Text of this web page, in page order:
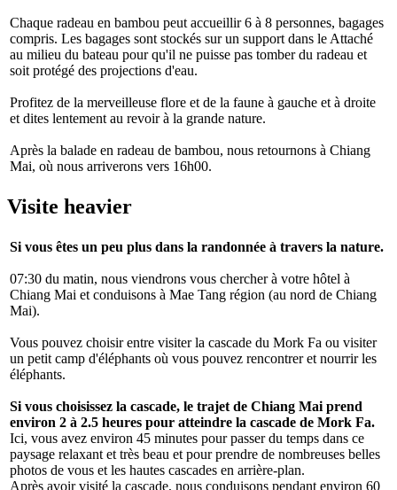
Chaque radeau en bambou peut accueillir 6 à 8 personnes, bagages
compris. Les bagages sont stockés sur un support dans le Attaché
au milieu du bateau pour qu'il ne puisse pas tomber du radeau et
soit protégé des projections d'eau.
Profitez de la merveilleuse flore et de la faune à gauche et à droite
et dites lentement au revoir à la grande nature.
Après la balade en radeau de bambou, nous retournons à Chiang
Mai, où nous arriverons vers 16h00.
Visite heavier
Si vous êtes un peu plus dans la randonnée à travers la nature.
07:30 du matin, nous viendrons vous chercher à votre hôtel à
Chiang Mai et conduisons à Mae Tang région (au nord de Chiang
Mai).
Vous pouvez choisir entre visiter la cascade du Mork Fa ou visiter
un petit camp d'éléphants où vous pouvez rencontrer et nourrir les
éléphants.
Si vous choisissez la cascade, le trajet de Chiang Mai prend
environ 2 à 2.5 heures pour atteindre la cascade de Mork Fa.
Ici, vous avez environ 45 minutes pour passer du temps dans ce
paysage relaxant et très beau et pour prendre de nombreuses belles
photos de vous et les hautes cascades en arrière-plan.
Après avoir visité la cascade, nous conduisons pendant environ 60